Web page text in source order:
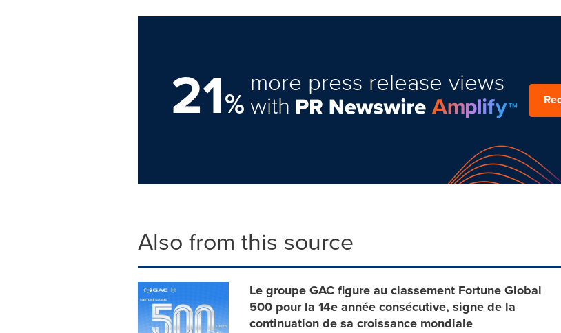
21%
more press release views
with
Also from this source
Le groupe GAC figure au classement Fortune Global
500 pour la 14e année consécutive, signe de la
continuation de sa croissance mondiale